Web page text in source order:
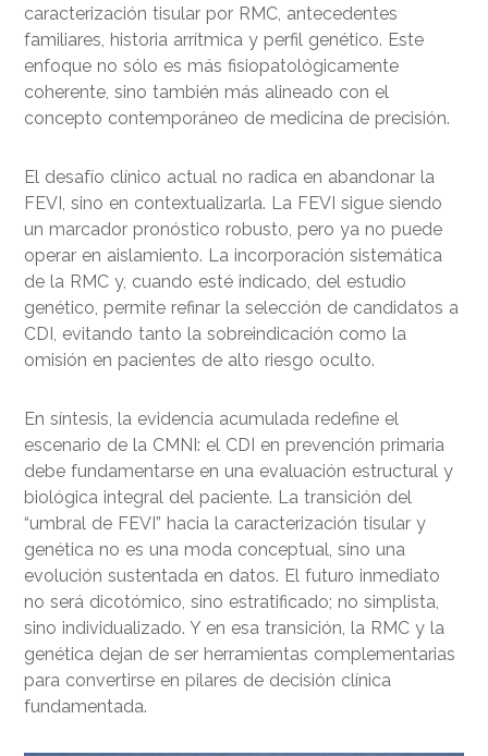
caracterización tisular por RMC, antecedentes
familiares, historia arrítmica y perfil genético. Este
enfoque no sólo es más fisiopatológicamente
coherente, sino también más alineado con el
concepto contemporáneo de medicina de precisión.
El desafío clínico actual no radica en abandonar la
FEVI, sino en contextualizarla. La FEVI sigue siendo
un marcador pronóstico robusto, pero ya no puede
operar en aislamiento. La incorporación sistemática
de la RMC y, cuando esté indicado, del estudio
genético, permite refinar la selección de candidatos a
CDI, evitando tanto la sobreindicación como la
omisión en pacientes de alto riesgo oculto.
En síntesis, la evidencia acumulada redefine el
escenario de la CMNI: el CDI en prevención primaria
debe fundamentarse en una evaluación estructural y
biológica integral del paciente. La transición del
“umbral de FEVI” hacia la caracterización tisular y
genética no es una moda conceptual, sino una
evolución sustentada en datos. El futuro inmediato
no será dicotómico, sino estratificado; no simplista,
sino individualizado. Y en esa transición, la RMC y la
genética dejan de ser herramientas complementarias
para convertirse en pilares de decisión clínica
fundamentada.